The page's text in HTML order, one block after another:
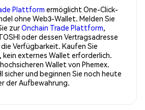
Plattform ermöglicht One-Click-
ohne Web3-Wallet. Melden Sie
zurOnchain Trade Plattform,
oder dessen Vertragsadresse
Verfügbarkeit. Kaufen Sie
kein externes Wallet erforderlich.
Wallet von Phemex.
sicher und beginnen Sie noch heute
der Aufbewahrung.